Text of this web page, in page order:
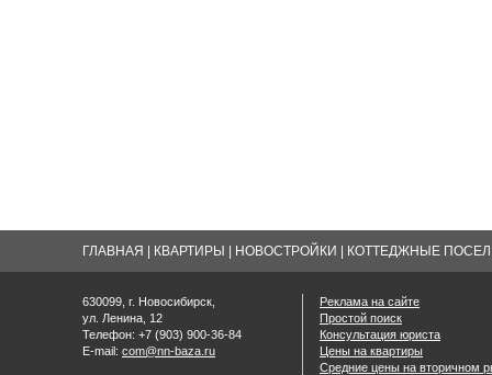
ГЛАВНАЯ КВАРТИРЫ НОВОСТРОЙКИ КОТТЕДЖНЫЕ
630099, г. Новосибирск,
ул. Ленина, 12
Телефон: +7 (903) 900-36-84
E-mail: com@nn-baza.ru
Реклама на сайте
Простой поиск
Консультация юриста
Цены на квартиры
Средние цены на вторичном